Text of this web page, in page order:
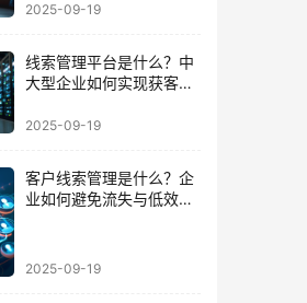
2025-09-19
线索管理平台是什么？中
大型企业如何实现获客到
2025-09-19
客户线索管理是什么？企
业如何避免流失与低效跟
2025-09-19